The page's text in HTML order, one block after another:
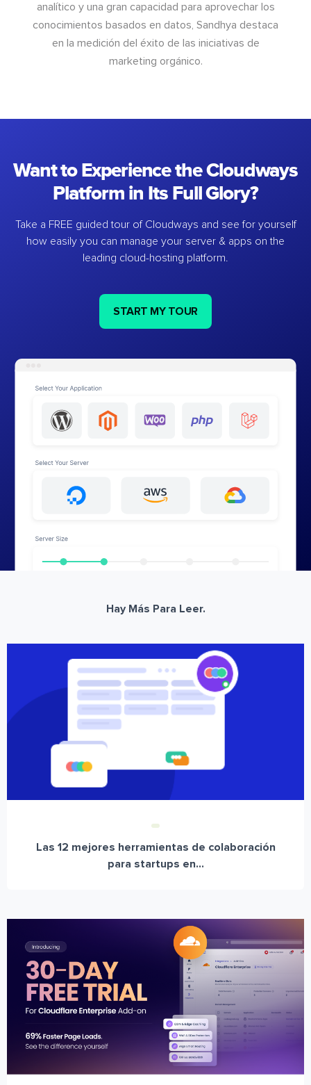
analítico y una gran capacidad para aprovechar los
conocimientos basados en datos, Sandhya destaca
en la medición del éxito de las iniciativas de
marketing orgánico.
Want to Experience the Cloudways
Platform in Its Full Glory?
Take a FREE guided tour of Cloudways and see for yourself
how easily you can manage your server & apps on the
leading cloud-hosting platform.
START MY TOUR
Hay Más Para Leer.
Las 12 mejores herramientas de colaboración
para startups en...